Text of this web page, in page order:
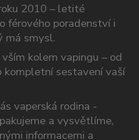
2010 – letité
férového poradenství i
má smysl.
kolem vapingu – od
kompletní sestavení vaší
vaperská rodina -
a vysvětlíme,
informacemi a